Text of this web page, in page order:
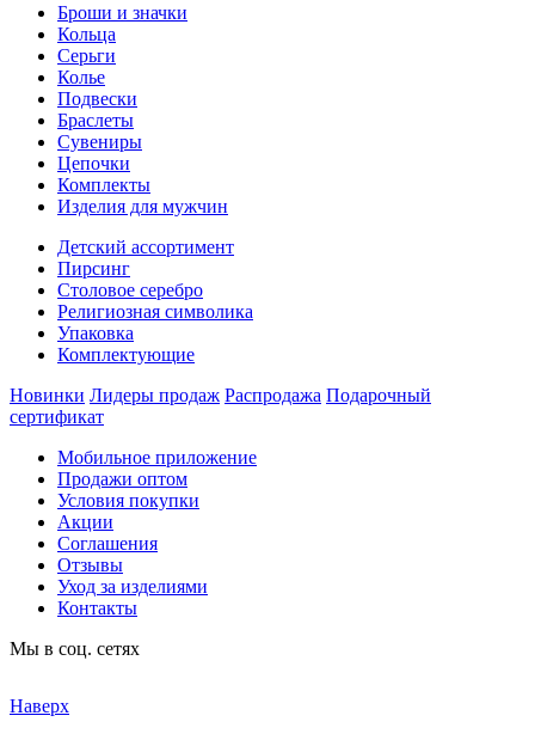
Броши и значки
Кольца
Серьги
Колье
Подвески
Браслеты
Сувениры
Цепочки
Комплекты
Изделия для мужчин
Детский ассортимент
Пирсинг
Столовое серебро
Религиозная символика
Упаковка
Комплектующие
Новинки Лидеры продаж Распродажа Подарочный
сертификат
Мобильное приложение
Продажи оптом
Условия покупки
Акции
Соглашения
Отзывы
Уход за изделиями
Контакты
Мы в соц. сетях
Наверх